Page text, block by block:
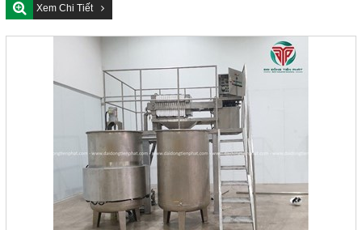
Xem Chi Tiết